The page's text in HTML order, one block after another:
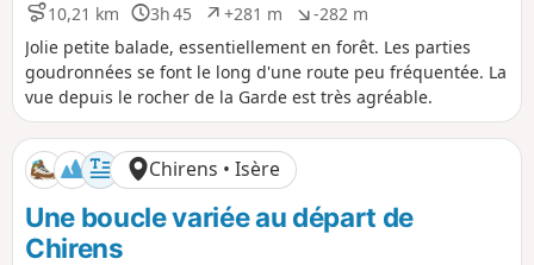
10,21 km
D
i
s
t
a
n
c
e
3h 45
D
u
r
é
e
+281 m
D
é
n
i
v
e
l
é
p
o
-282 m
D
é
n
i
v
e
é
é
g
Jolie petite balade, essentiellement en forêt. Les parties
goudronnées se font le long d'une route peu fréquentée. La
vue depuis le rocher de la Garde est très agréable.
Chirens • Isère
Une boucle variée au départ de
Chirens